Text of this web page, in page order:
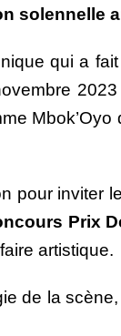
solennelle
qui a
2023
pour inviter
Prix
artistique.
de la